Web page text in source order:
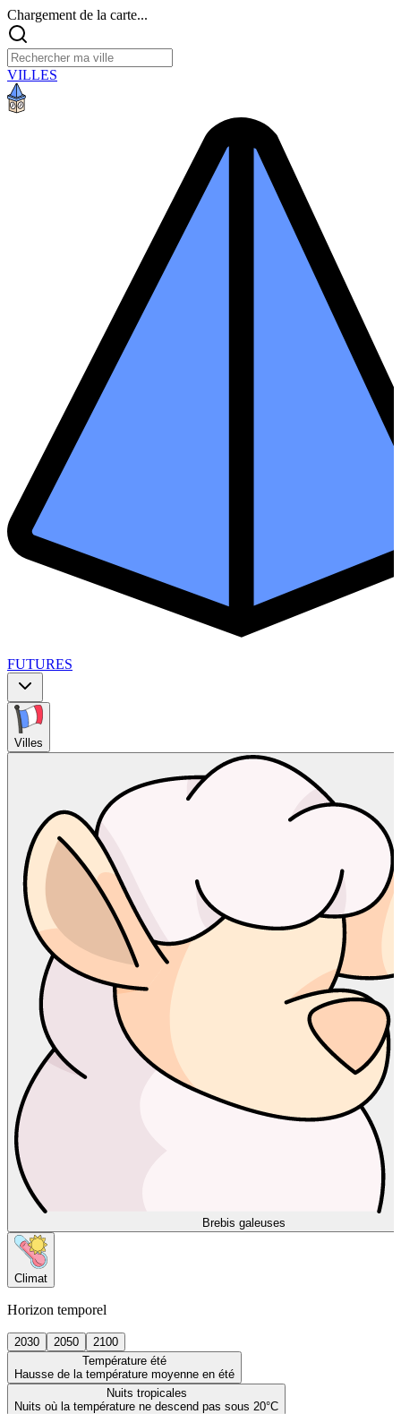
Chargement de la carte...
VILLES
FUTURES
Villes
Brebis galeuses
Climat
Horizon temporel
2030 2050
2100
Température été
Hausse de la température moyenne en été
Nuits tropicales
Nuits où la température ne descend pas sous 20°C